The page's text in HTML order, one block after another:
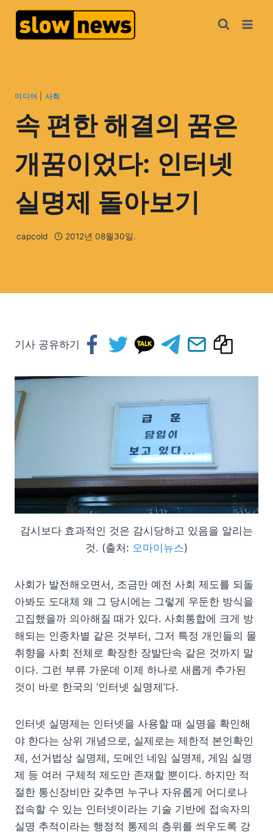
미디어 사회
속 편한 해결의 꿈은
개꿈이었다: 인터넷
실명제 돌아보기
capcold 2012년 08월30일.
기사 공유하기
감시보다 효과적인 것은 감시당하고 있음을 알리는
것. (출처: 오마이뉴스)
사회가 발전해오면서, 조금만 예전 사회 제도를 되돌
아봐도 도대체 왜 그 당시에는 그렇게 우둔한 방식을
고집했을까 의아해질 때가 있다. 사회통합에 크게 방
해되는 인종차별 같은 것부터, 그저 특정 개인들의 몰
취향을 사회 전체로 확장한 장발단속 같은 것까지 말
이다. 그런 부류 가운데 이제 하나로 새롭게 추가된
것이 바로 한국의 ‘인터넷 실명제’다.
인터넷 실명제는 인터넷을 사용할 때 실명을 확인해
야 한다는 상위 개념으로, 실제로는 제한적 본인확인
제, 선거법상 실명제, 도메인 네임 실명제, 게임 실명
제 등 여러 구체적 제도만 존재할 뿐이다. 하지만 적
절한 통신장비만 갖추면 누구나 자유롭게 어디로나
접속할 수 있는 인터넷이라는 기술 기반에 접속자의
실명 추적이라는 행정적 통제의 층위를 씌우도록 강